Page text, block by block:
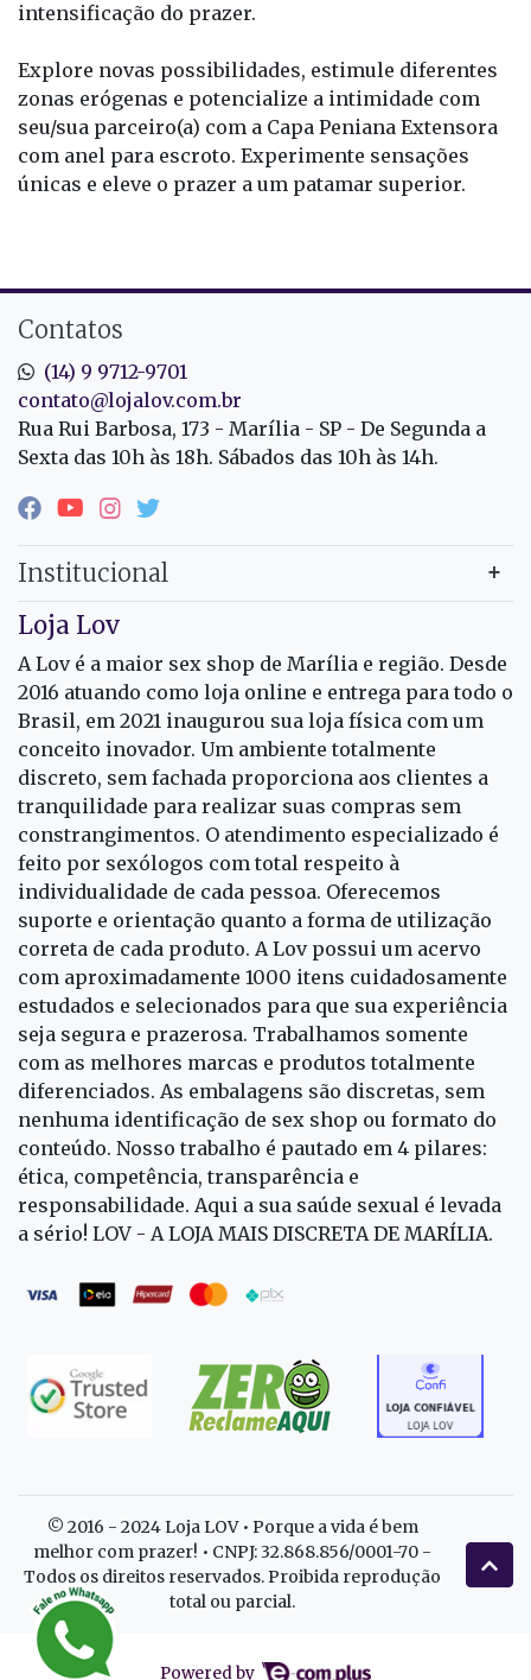
intensificação do prazer.
Explore novas possibilidades, estimule diferentes
zonas erógenas e potencialize a intimidade com
seu/sua parceiro(a) com a Capa Peniana Extensora
com anel para escroto. Experimente sensações
únicas e eleve o prazer a um patamar superior.
Contatos
(14) 9 9712-9701
contato@lojalov.com.br
Rua Rui Barbosa, 173 - Marília - SP - De Segunda a
Sexta das 10h às 18h. Sábados das 10h às 14h.
Institucional
Loja Lov
A Lov é a maior sex shop de Marília e região. Desde
2016 atuando como loja online e entrega para todo o
Brasil, em 2021 inaugurou sua loja física com um
conceito inovador. Um ambiente totalmente
discreto, sem fachada proporciona aos clientes a
tranquilidade para realizar suas compras sem
constrangimentos. O atendimento especializado é
feito por sexólogos com total respeito à
individualidade de cada pessoa. Oferecemos
suporte e orientação quanto a forma de utilização
correta de cada produto. A Lov possui um acervo
com aproximadamente 1000 itens cuidadosamente
estudados e selecionados para que sua experiência
seja segura e prazerosa. Trabalhamos somente
com as melhores marcas e produtos totalmente
diferenciados. As embalagens são discretas, sem
nenhuma identificação de sex shop ou formato do
conteúdo. Nosso trabalho é pautado em 4 pilares:
ética, competência, transparência e
responsabilidade. Aqui a sua saúde sexual é levada
a sério! LOV - A LOJA MAIS DISCRETA DE MARÍLIA.
© 2016 - 2024 Loja LOV • Porque a vida é bem
melhor com prazer! • CNPJ: 32.868.856/0001-70 -
Todos os direitos reservados. Proibida reprodução
total ou parcial.
Powered by